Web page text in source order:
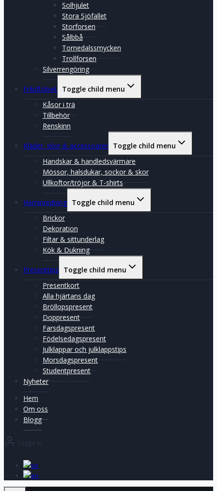
Solhjulet
Stora Sjöfallet
Storforsen
Sålbbå
Tornedalssmycken
Trollforsen
Silverrengöring
Friluftslivet Toggle child menu
Kåsor i trä
Tillbehör
Renskinn
Kläder, skor & accessoarer Toggle child menu
Handskar & handledsvärmare
Mössor, halsdukar, sockor & skor
Ullkoftor/tröjor & T-shirts
Heminredning Toggle child menu
Brickor
Dekoration
Filtar & sittunderlag
Kök & Dukning
Presenttips
Toggle child menu
Presentkort
Alla hjärtans dag
Bröllopspresent
Doppresent
Farsdagspresent
Födelsedagspresent
Julklappar och julklappstips
Morsdagspresent
Studentpresent
Nyheter
Hem
Om oss
Blogg
Logga in
se
en